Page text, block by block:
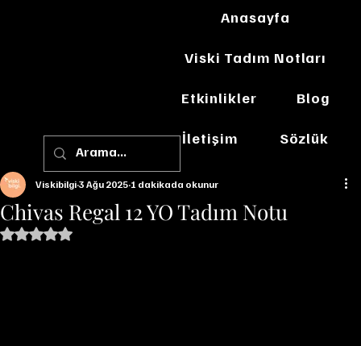
Anasayfa
Viski Tadım Notları
Etkinlikler Blog
İletişim Sözlük
Chivas Regal 12 YO Tadım Notu
Viskibilgi 3 Ağu 2025 1 dakikada okunur
5 üzerinden NaN yıldız